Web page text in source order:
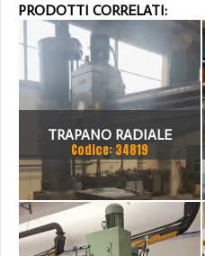
PRODOTTI CORRELATI:
TRAPANO RADIALE
SBRACCIO 3000 MM. FORO
100 MM
Codice: 34819